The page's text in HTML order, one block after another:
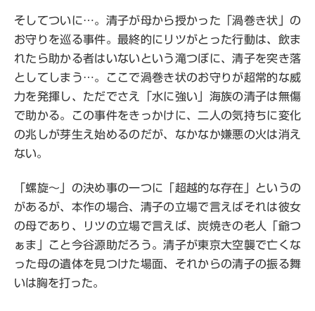
そしてついに…。清子が母から授かった「渦巻き状」の
お守りを巡る事件。最終的にリツがとった行動は、飲ま
れたら助かる者はいないという滝つぼに、清子を突き落
としてしまう…。ここで渦巻き状のお守りが超常的な威
力を発揮し、ただでさえ「水に強い」海族の清子は無傷
で助かる。この事件をきっかけに、二人の気持ちに変化
の兆しが芽生え始めるのだが、なかなか嫌悪の火は消え
ない。
「螺旋～」の決め事の一つに「超越的な存在」というの
があるが、本作の場合、清子の立場で言えばそれは彼女
の母であり、リツの立場で言えば、炭焼きの老人「爺つ
ぁま」こと今谷源助だろう。清子が東京大空襲で亡くな
った母の遺体を見つけた場面、それからの清子の振る舞
いは胸を打った。